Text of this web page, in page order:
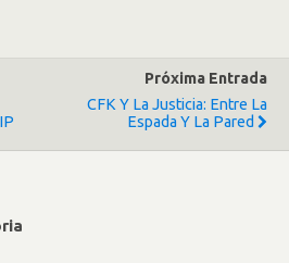
Próxima Entrada
CFK Y La Justicia: Entre La
Espada Y La Pared